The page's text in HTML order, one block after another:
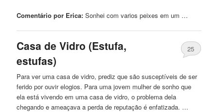
Comentário por Erica: Sonhei com varios peixes em um …
Casa de Vidro (Estufa,
estufas)
25
Para ver uma casa de vidro, prediz que são susceptíveis de ser
ferido por ouvir elogios. Para uma jovem mulher de sonho que
ela está vivendo em uma casa de vidro, o problema dela
chegando e ameaçava a perda de reputação é enfatizada. …